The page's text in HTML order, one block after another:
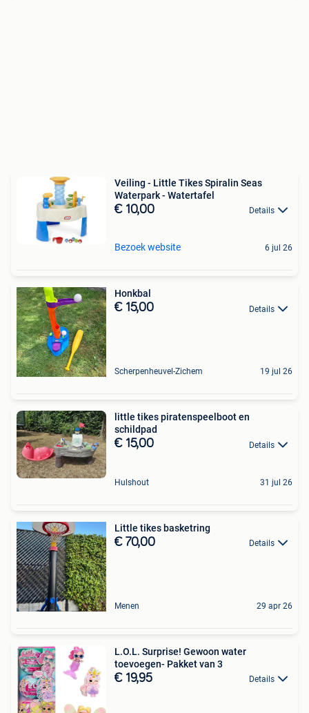
Veiling - Little Tikes Spiralin Seas
Waterpark - Watertafel
€ 10,00 Details
Bezoek website 6 jul 26
Honkbal
€ 15,00 Details
Scherpenheuvel-Zichem 19 jul 26
little tikes piratenspeelboot en
schildpad
€ 15,00 Details
Hulshout 31 jul 26
Little tikes basketring
€ 70,00 Details
Menen 29 apr 26
L.O.L. Surprise! Gewoon water
toevoegen- Pakket van 3
€ 19,95 Details